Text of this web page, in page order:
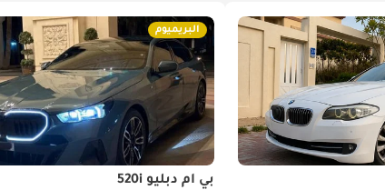
البريميوم
بي أم دبليو 520i